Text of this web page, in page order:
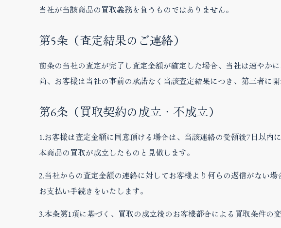
当社が当該商品の買取義務を負うものではありません。
第5条（査定結果のご連絡）
前条の当社の査定が完了し査定金額が確定した場合、当社は速やか
尚、お客様は当社の事前の承諾なく当該査定結果につき、第三者に
第6条（買取契約の成立・不成立）
1.お客様は査定金額に同意頂ける場合は、当該連絡の受領後7日以内
本商品の買取が成立したものと見做します。
2.当社からの査定金額の連絡に対してお客様より何らの返信がない
お支払い手続きをいたします。
3.本条第1項に基づく、買取の成立後のお客様都合による買取条件の